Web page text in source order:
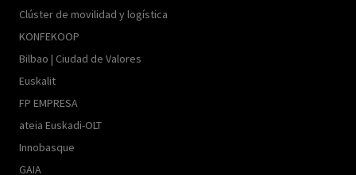
Clúster de movilidad y logística
KONFEKOOP
Bilbao | Ciudad de Valores
Euskalit
FP EMPRESA
ateia Euskadi-OLT
Innobasque
GAIA